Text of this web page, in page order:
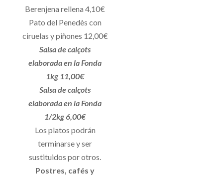
Berenjena rellena 4,10€
Pato del Penedès con
ciruelas y piñones 12,00€
Salsa de calçots
elaborada en la Fonda
1kg 11,00€
Salsa de calçots
elaborada en la Fonda
1/2kg 6,00€
Los platos podrán
terminarse y ser
sustituidos por otros.
Postres, cafés y